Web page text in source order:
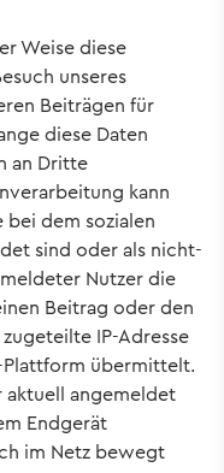
Weise diese
unseres
Beiträgen für
diese Daten
an Dritte
kann
dem sozialen
sind oder als nicht-
Nutzer die
Beitrag oder den
IP-Adresse
übermittelt.
aktuell angemeldet
Endgerät
im Netz bewegt